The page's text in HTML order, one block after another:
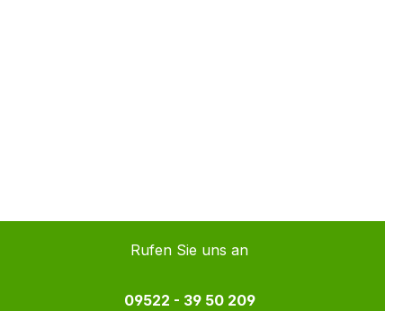
Rufen Sie uns an
09522 - 39 50 209